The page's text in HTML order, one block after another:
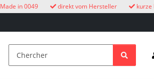
kurze
direkt vom Hersteller
Made in 0049
Coucous